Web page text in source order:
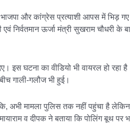
भाजपा और कांग्रेस प्रत्याशी आपस में भिड़
निर्वतमान ऊर्जा मंत्री सुखराम चौधरी के
इस घटना का वीडियो भी वायरल हो रहा
गाली-गलौज भी हुई।
अभी मामला पुलिस तक नहीं पहुंचा है लेकिन
व दीपक ने बताया कि पोलिंग बूथ पर